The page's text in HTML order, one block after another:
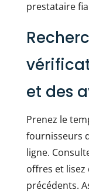
prestataire
et des
Prenez le
fournisseurs
ligne.
offres et lisez
précédents.